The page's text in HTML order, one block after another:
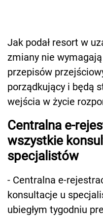
Jak podał resort w
zmiany nie
przepisów
porządkujący i będą
wejścia w życie
Centralna e-
wszystkie
specjalistów
- Centralna e-
konsultacje u
ubiegłym tygodniu